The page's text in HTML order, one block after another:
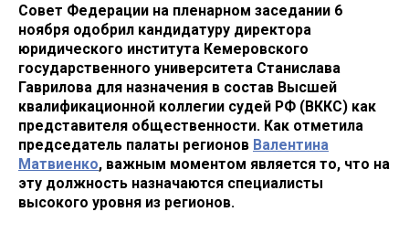
Совет Федерации на пленарном заседании 6
ноября одобрил кандидатуру директора
юридического института Кемеровского
государственного университета Станислава
Гаврилова для назначения в состав Высшей
квалификационной коллегии судей РФ (ВККС) как
представителя общественности. Как отметила
председатель палаты регионов Валентина
Матвиенко, важным моментом является то, что на
эту должность назначаются специалисты
высокого уровня из регионов.